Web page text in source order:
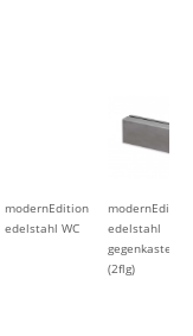
modernEdition
edelstahl WC
modernEdition
edelstahl
gegenkasten
(2flg)